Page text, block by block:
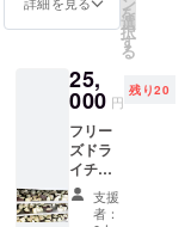
は、
やお九州の
YouTube
チャンネル
「やおチャ
ン」を毎週
品選ん
でお送
す！
キャベ
ツ・水
菜・ブ
ロッコ
リー・
菜の
花・大
根・大
スメす
る旬の
セット
１０種
類の野
菜＋や
お九州
オリジ
ナル
キャッ
を
選
択
す
る
25,
000 円
残り20
フリー
ズドラ
イチャ
レンジ
チケッ
支援
者：